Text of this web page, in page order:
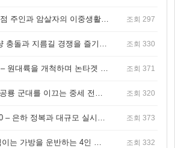
블랙우드 – DVD 대여점 주인과 암살자의 이중생활을 그린 3인칭 액션 스릴러 게임 조회 297
렉크리에이션 2 – 차량 충돌과 지름길 경쟁을 즐기는 오픈월드 아케이드 레이싱 게임 조회 330
아키에이지 크로니클 – 원대륙을 개척하며 논타겟 전투를 즐기는 오픈월드 MMORPG 조회 371
다이노로드 – 인간과 공룡 군대를 이끄는 중세 전략 액션 RPG 조회 320
토탈워: 워해머 40,000 – 은하 정복과 대규모 실시간 전투가 결합된 전략 게임! 조회 373
셰이디 잡 – 살아 움직이는 가방을 운반하는 4인 협동 물리 어드벤처 게임 조회 332